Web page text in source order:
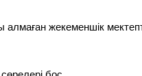
жекеменшік